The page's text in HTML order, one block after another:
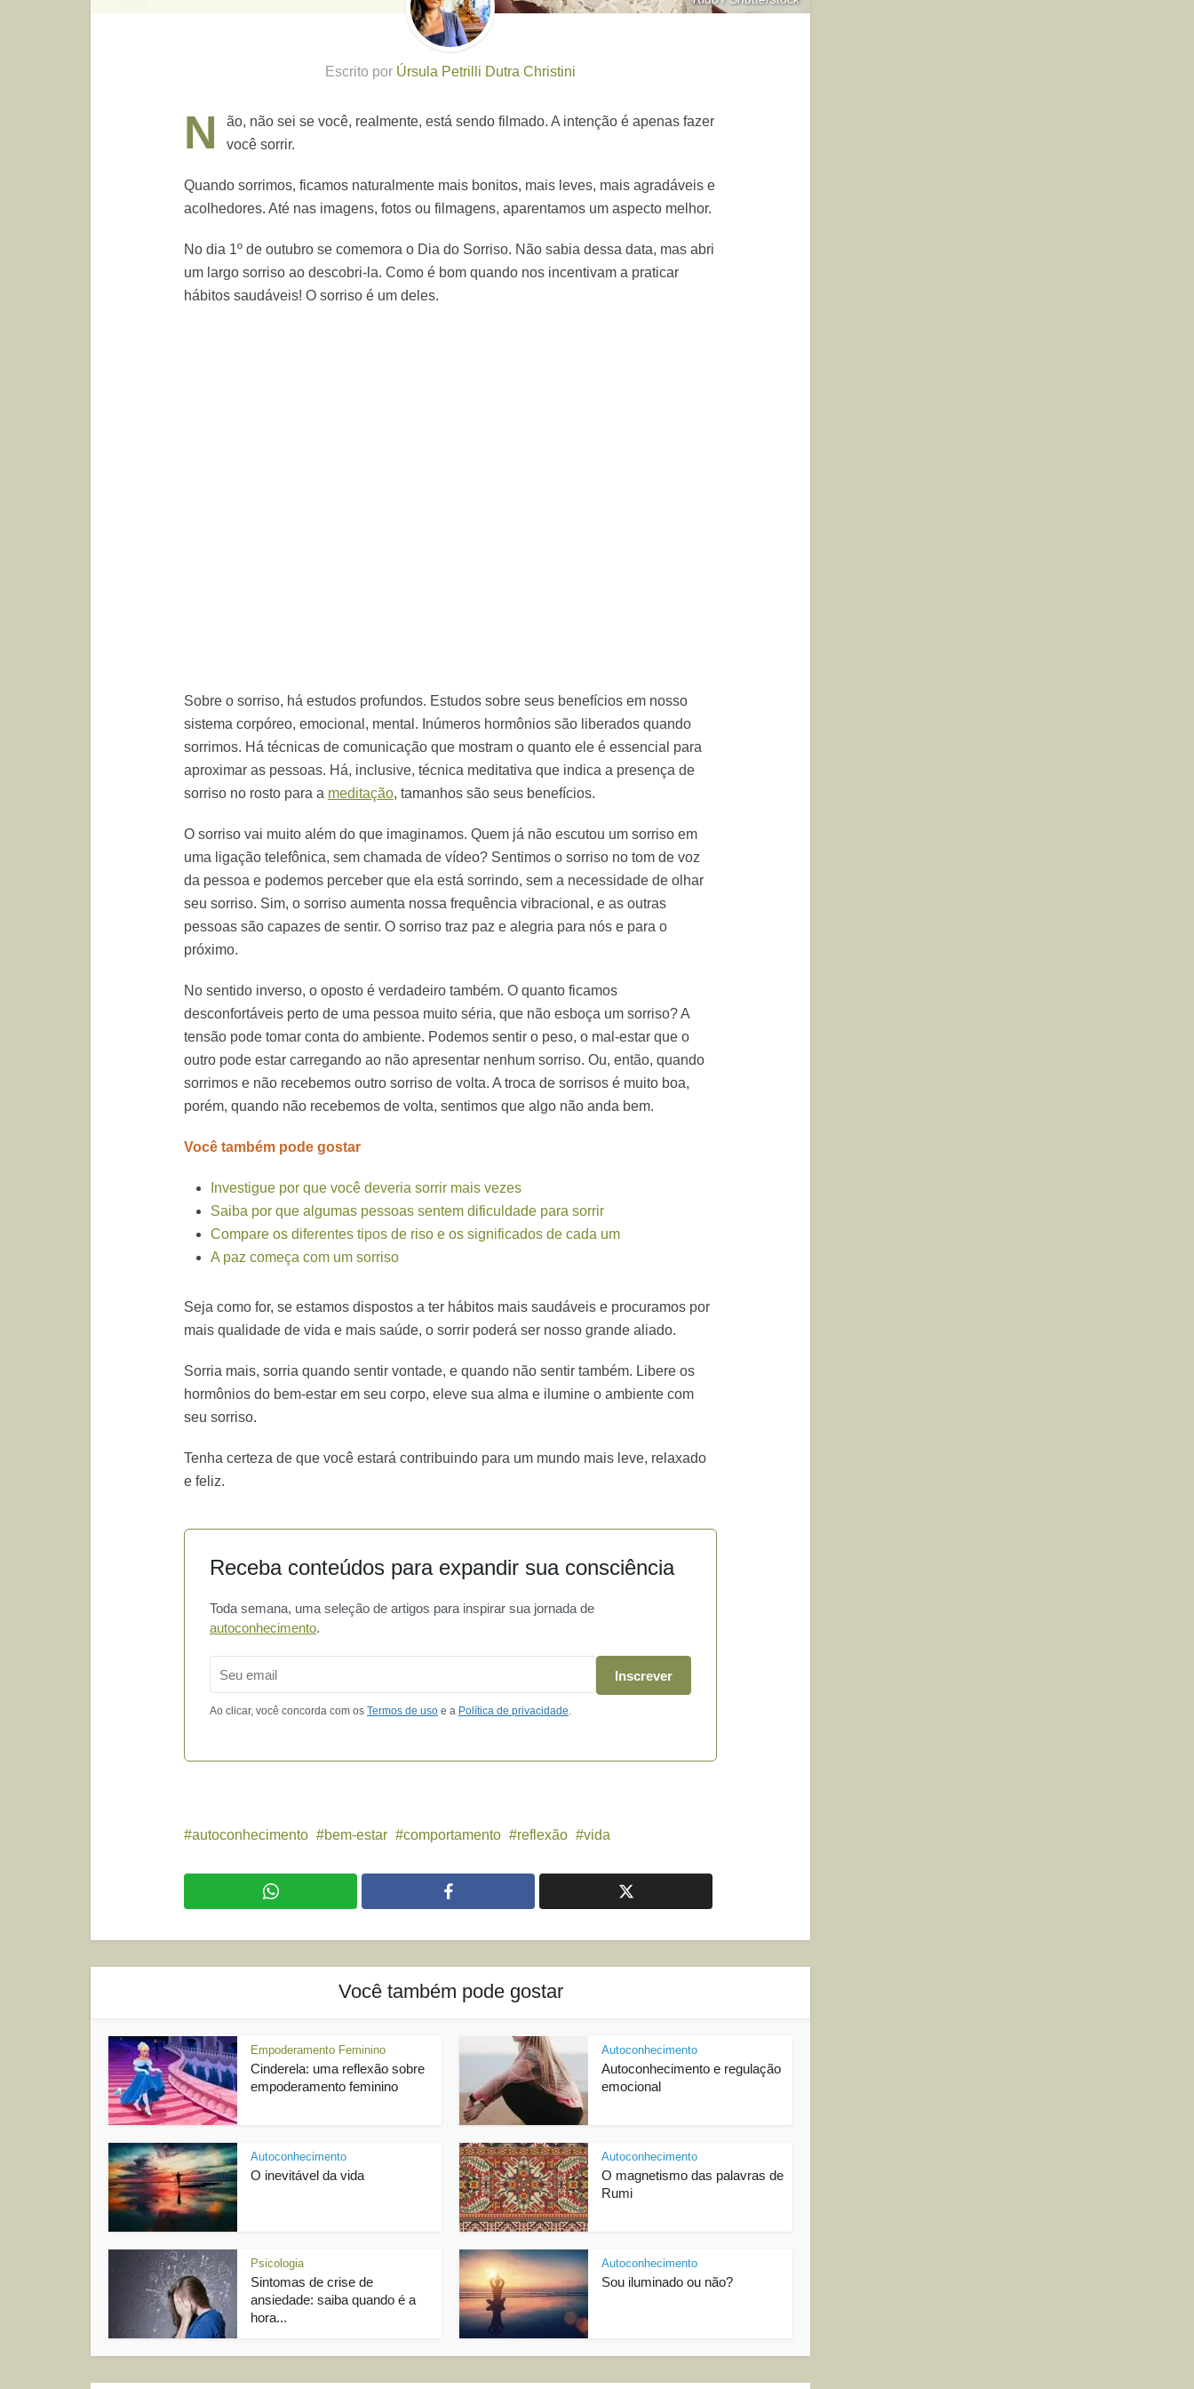
Escrito por Úrsula Petrilli Dutra Christini
N
ão, não sei se você, realmente, está sendo filmado. A intenção é apenas fazer
você sorrir.
Quando sorrimos, ficamos naturalmente mais bonitos, mais leves, mais agradáveis e
acolhedores. Até nas imagens, fotos ou filmagens, aparentamos um aspecto melhor.
No dia 1º de outubro se comemora o Dia do Sorriso. Não sabia dessa data, mas abri
um largo sorriso ao descobri-la. Como é bom quando nos incentivam a praticar
hábitos saudáveis! O sorriso é um deles.
Sobre o sorriso, há estudos profundos. Estudos sobre seus benefícios em nosso
sistema corpóreo, emocional, mental. Inúmeros hormônios são liberados quando
sorrimos. Há técnicas de comunicação que mostram o quanto ele é essencial para
aproximar as pessoas. Há, inclusive, técnica meditativa que indica a presença de
sorriso no rosto para a meditação, tamanhos são seus benefícios.
O sorriso vai muito além do que imaginamos. Quem já não escutou um sorriso em
uma ligação telefônica, sem chamada de vídeo? Sentimos o sorriso no tom de voz
da pessoa e podemos perceber que ela está sorrindo, sem a necessidade de olhar
seu sorriso. Sim, o sorriso aumenta nossa frequência vibracional, e as outras
pessoas são capazes de sentir. O sorriso traz paz e alegria para nós e para o
próximo.
No sentido inverso, o oposto é verdadeiro também. O quanto ficamos
desconfortáveis perto de uma pessoa muito séria, que não esboça um sorriso? A
tensão pode tomar conta do ambiente. Podemos sentir o peso, o mal-estar que o
outro pode estar carregando ao não apresentar nenhum sorriso. Ou, então, quando
sorrimos e não recebemos outro sorriso de volta. A troca de sorrisos é muito boa,
porém, quando não recebemos de volta, sentimos que algo não anda bem.
Você também pode gostar
Investigue por que você deveria sorrir mais vezes
Saiba por que algumas pessoas sentem dificuldade para sorrir
Compare os diferentes tipos de riso e os significados de cada um
A paz começa com um sorriso
Seja como for, se estamos dispostos a ter hábitos mais saudáveis e procuramos por
mais qualidade de vida e mais saúde, o sorrir poderá ser nosso grande aliado.
Sorria mais, sorria quando sentir vontade, e quando não sentir também. Libere os
hormônios do bem-estar em seu corpo, eleve sua alma e ilumine o ambiente com
seu sorriso.
Tenha certeza de que você estará contribuindo para um mundo mais leve, relaxado
e feliz.
Receba conteúdos para expandir sua consciência
Toda semana, uma seleção de artigos para inspirar sua jornada de
autoconhecimento.
Inscrever
Ao clicar, você concorda com os Termos de uso e a Política de privacidade.
autoconhecimento bem-estar comportamento reflexão vida
Você também pode gostar
Empoderamento Feminino
Cinderela: uma reflexão sobre
empoderamento feminino
Autoconhecimento
Autoconhecimento e regulação
emocional
Autoconhecimento
O inevitável da vida
Autoconhecimento
O magnetismo das palavras de
Rumi
Psicologia
Sintomas de crise de
ansiedade: saiba quando é a
hora...
Autoconhecimento
Sou iluminado ou não?